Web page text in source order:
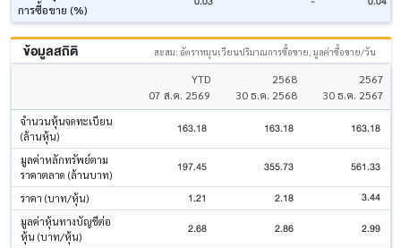
การซื้อขาย (%)
ข้อมูลสถิติ สะสม: อัตราหมุนเวียนปริมาณการซื้อขาย, มูลค่าซื้อขาย/วัน
YTD
07 ส.ค. 2569
2568
30 ธ.ค. 2568
2567
30 ธ.ค. 2567
จำนวนหุ้นจดทะเบียน
(ล้านหุ้น)
163.18 163.18 163.18
มูลค่าหลักทรัพย์ตาม
ราคาตลาด (ล้านบาท)
197.45 355.73 561.33
ราคา (บาท/หุ้น) 1.21 2.18 3.44
มูลค่าหุ้นทางบัญชีต่อ
หุ้น (บาท/หุ้น)
2.68 2.86 2.99